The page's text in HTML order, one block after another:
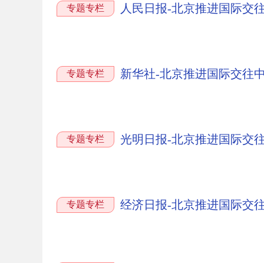
专题专栏 人民日报-北京推进国际交
专题专栏 新华社-北京推进国际交往
专题专栏 光明日报-北京推进国际交
专题专栏 经济日报-北京推进国际交